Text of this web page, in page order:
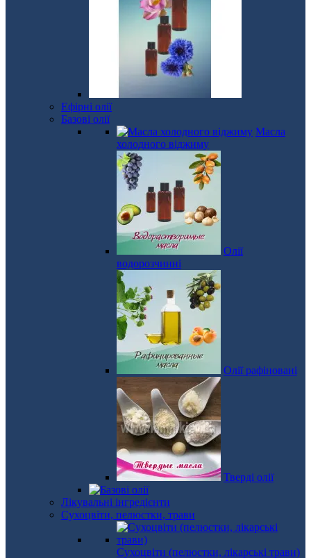
Ефірні олії
Базові олії
Масла
холодного віджиму
Олії
водорозчинні
Олії рафіновані
Тверді олії
Лікувальні інгредієнти
Сухоцвіти, пелюстки, трави
Сухоцвіти (пелюстки, лікарські трави)